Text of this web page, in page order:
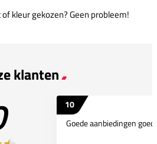
kleur gekozen? Geen probleem!
klanten
10
Goede aanbiedingen